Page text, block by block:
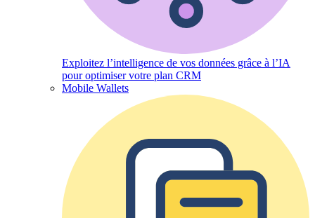
Exploitez l’intelligence de vos données grâce à l’IA
pour optimiser votre plan CRM
Mobile Wallets